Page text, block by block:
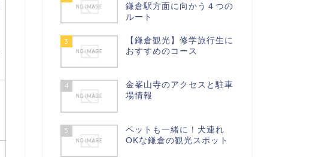
鎌倉駅方面に向かう４つの
ルート
3
【鎌倉観光】修学旅行生に
おすすめのコース
4
金峯山寺のアクセスと駐車
場情報
5
ペットも一緒に！犬連れ
OKな鎌倉の観光スポット